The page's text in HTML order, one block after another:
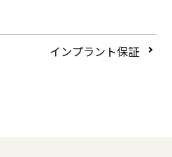
インプラント保証